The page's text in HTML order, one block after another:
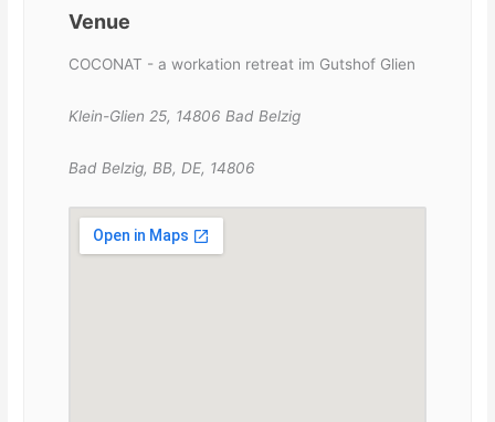
Venue
COCONAT - a workation retreat im Gutshof Glien
Klein-Glien 25, 14806 Bad Belzig
Bad Belzig, BB, DE, 14806